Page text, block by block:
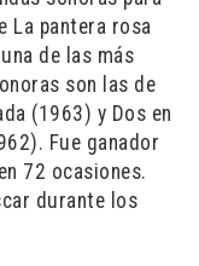
La pantera rosa
de las más
son las de
(1963) y Dos en
Fue ganador
72 ocasiones.
durante los